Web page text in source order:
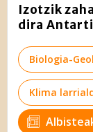
Izotzik
dira
Biologia-
Klima